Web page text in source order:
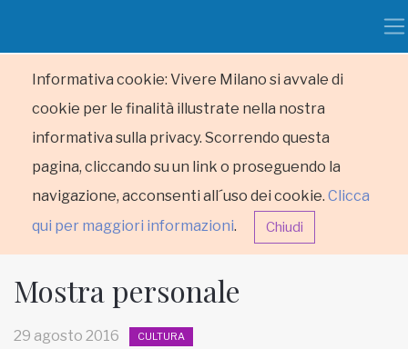
Informativa cookie: Vivere Milano si avvale di
cookie per le finalità illustrate nella nostra
informativa sulla privacy. Scorrendo questa
pagina, cliccando su un link o proseguendo la
navigazione, acconsenti all´uso dei cookie. Clicca
qui per maggiori informazioni. Chiudi
Mostra personale
29 agosto 2016 CULTURA